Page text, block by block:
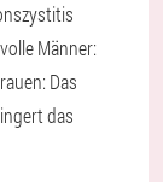
Männer:
Das
das